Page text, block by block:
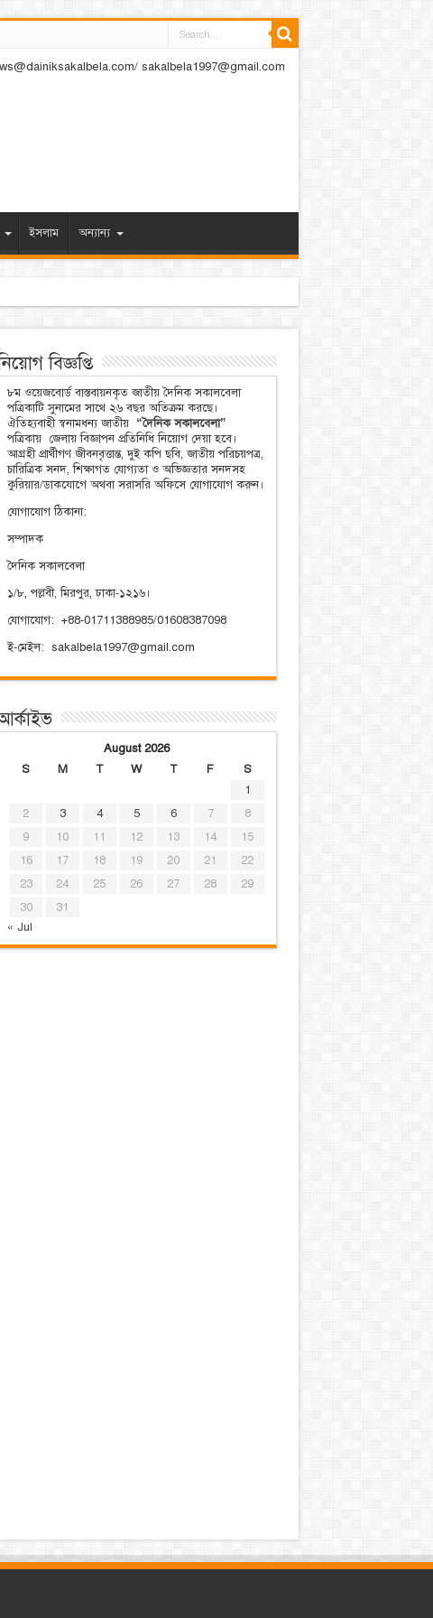
sakalbela1997@gmail.com
ইসলাম অন্যান্য
বিজ্ঞপ্তি
৮ম ওয়েজবোর্ড বাস্তবায়নকৃত জাতীয় দৈনিক সকালবেলা
পত্রিকাটি সুনামের সাথে ২৬ বছর অতিক্রম করছে।
ঐতিহ্যবাহী স্বনামধন্য জাতীয় “দৈনিক সকালবেলা”
পত্রিকায় জেলায় বিজ্ঞাপন প্রতিনিধি নিয়োগ দেয়া হবে।
আগ্রহী প্রার্থীগণ জীবনবৃত্তান্ত, দুই কপি ছবি, জাতীয় পরিচয়পত্র,
চারিত্রিক সনদ, শিক্ষাগত যোগ্যতা ও অভিজ্ঞতার সনদসহ
কুরিয়ার/ডাকযোগে অথবা সরাসরি অফিসে যোগাযোগ করুন।
যোগাযোগ ঠিকানা:
সম্পাদক
দৈনিক সকালবেলা
১/৮, পল্লবী, মিরপুর, ঢাকা-১২১৬।
যোগাযোগ: +88-01711388985/01608387098
ই-মেইল: sakalbela1997@gmail.com
August 2026
S
M T W T F
S
1
2
3 4 5 6 7
8
9
10 11 12 13 14
15
16
17 18 19 20 21
22
23
24 25 26 27 28
29
30
31
« Jul